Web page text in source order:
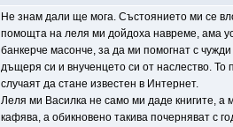
Не знам дали ще мога. Състоянието ми се
помощта на леля ми дойдоха навреме, ама
банкерче масонче, за да ми помогнат с
дъщеря си и внученцето си от наслество. То
случаят да стане известен в Интернет.
Леля ми Василка не само ми даде книгите,
кафява, а обикновено такива почерняват с